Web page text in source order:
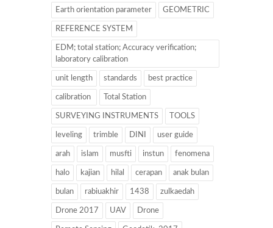
Earth orientation parameter GEOMETRIC
REFERENCE SYSTEM
EDM; total station; Accuracy verification;
laboratory calibration
unit length standards best practice
calibration Total Station
SURVEYING INSTRUMENTS TOOLS
leveling trimble DINI user guide
arah islam musfti instun fenomena
halo kajian hilal cerapan anak bulan
bulan rabiuakhir 1438 zulkaedah
Drone 2017 UAV Drone